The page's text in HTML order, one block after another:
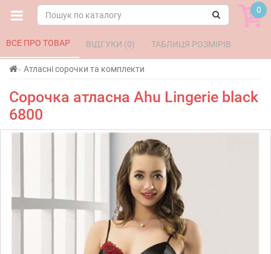
0
Атласні сорочки та комплекти
Сорочка атласна Ahu Lingerie black
6800
ВСЕ ПРО ТОВАР ВІДГУКИ (0) ТАБЛИЦЯ РОЗМІРІВ